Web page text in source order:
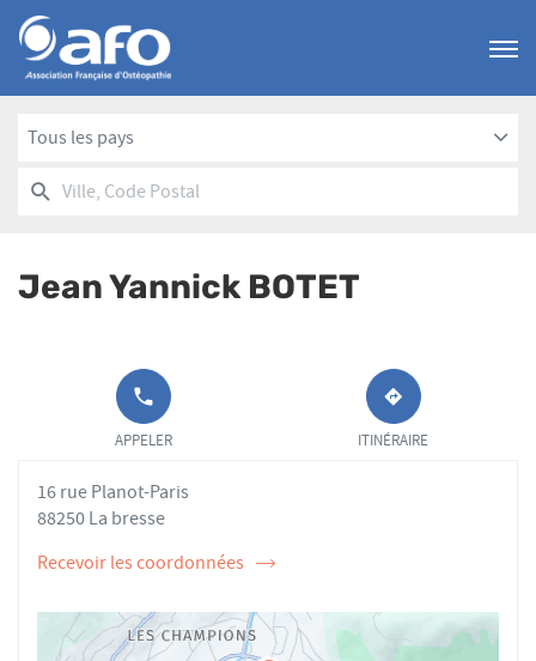
Menu
Tous les pays
Ville,RECHERCHER
UN
AFO
Jean Yannick BOTET
APPELER LE
POINT DE
VENTE JEAN
BOTET AU
APPELER ITINÉRAIRE
JUSQU'AU
POINT
DE
16 rue Planot-Paris
88250 La bresse
Recevoir les coordonnées
de
Jean
Yannick